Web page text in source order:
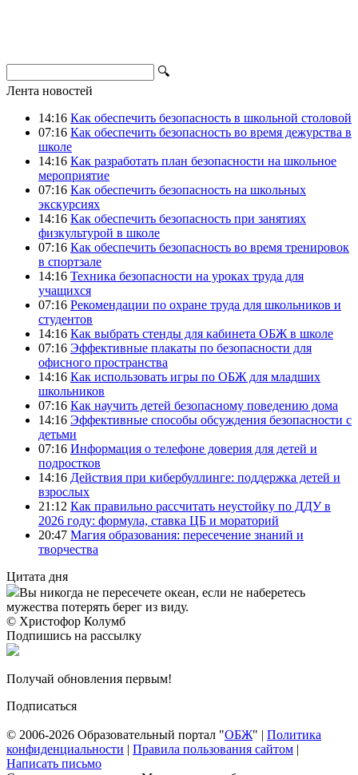
🔍
Лента новостей
14:16 Как обеспечить безопасность в школьной столовой
07:16 Как обеспечить безопасность во время дежурства в
школе
14:16 Как разработать план безопасности на школьное
мероприятие
07:16 Как обеспечить безопасность на школьных
экскурсиях
14:16 Как обеспечить безопасность при занятиях
физкультурой в школе
07:16 Как обеспечить безопасность во время тренировок
в спортзале
14:16 Техника безопасности на уроках труда для
учащихся
07:16 Рекомендации по охране труда для школьников и
студентов
14:16 Как выбрать стенды для кабинета ОБЖ в школе
07:16 Эффективные плакаты по безопасности для
офисного пространства
14:16 Как использовать игры по ОБЖ для младших
школьников
07:16 Как научить детей безопасному поведению дома
14:16 Эффективные способы обсуждения безопасности с
детьми
07:16 Информация о телефоне доверия для детей и
подростков
14:16 Действия при кибербуллинге: поддержка детей и
взрослых
21:12 Как правильно рассчитать неустойку по ДДУ в
2026 году: формула, ставка ЦБ и мораторий
20:47 Магия образования: пересечение знаний и
творчества
Цитата дня
Вы никогда не пересечете океан, если не наберетесь
мужества потерять берег из виду.
© Христофор Колумб
Подпишись на рассылку
Получай обновления первым!
Подписаться
© 2006-2026 Образовательный портал "ОБЖ" | Политика
конфиденциальности | Правила пользования сайтом |
Написать письмо